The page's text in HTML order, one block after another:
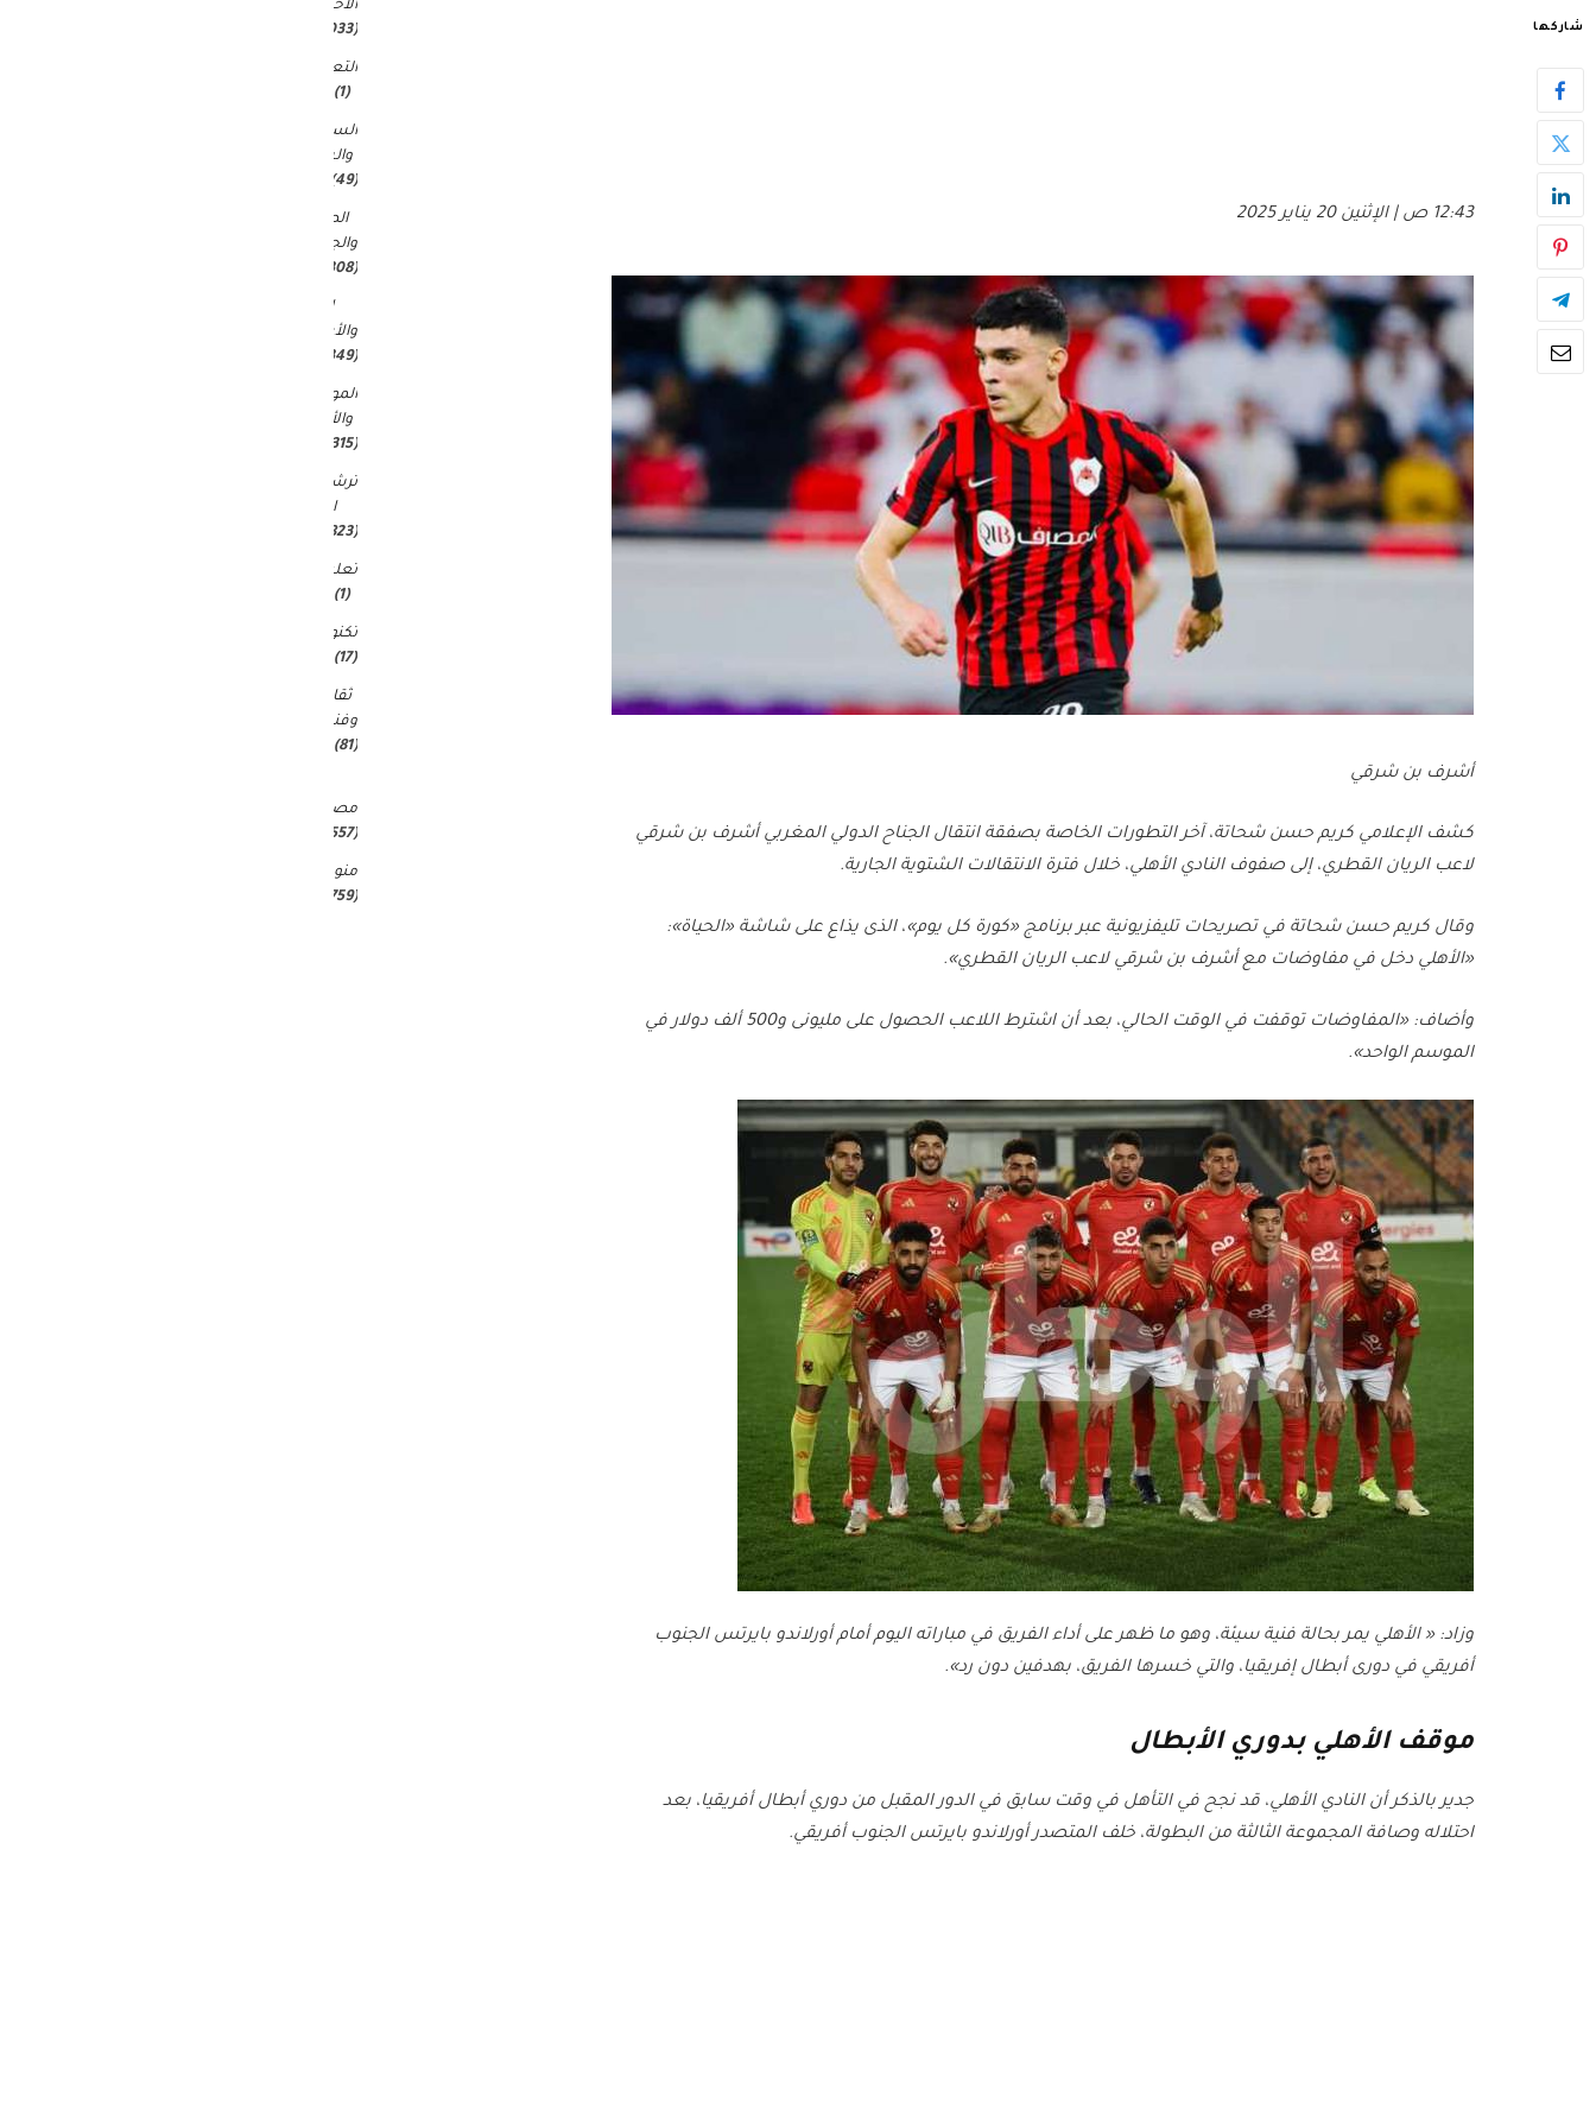
شاركها
12:43 ص | الإثنين 20 يناير 2025
أشرف بن شرقي
كشف الإعلامي كريم حسن شحاتة، آخر التطورات الخاصة بصفقة انتقال الجناح الدولي المغربي أشرف بن شرقي
لاعب الريان القطري، إلى صفوف النادي الأهلي، خلال فترة الانتقالات الشتوية الجارية.
وقال كريم حسن شحاتة في تصريحات تليفزيونية عبر برنامج «كورة كل يوم»، الذى يذاع على شاشة «الحياة»:
«الأهلي دخل في مفاوضات مع أشرف بن شرقي لاعب الريان القطري».
وأضاف: «المفاوضات توقفت في الوقت الحالي، بعد أن اشترط اللاعب الحصول على مليونى و500 ألف دولار في
الموسم الواحد».
وزاد: « الأهلي يمر بحالة فنية سيئة، وهو ما ظهر على أداء الفريق في مباراته اليوم أمام أورلاندو بايرتس الجنوب
أفريقي في دورى أبطال إفريقيا، والتي خسرها الفريق، بهدفين دون رد».
موقف الأهلي بدوري الأبطال
جدير بالذكر أن النادي الأهلي، قد نجح في التأهل في وقت سابق في الدور المقبل من دوري أبطال أفريقيا، بعد
احتلاله وصافة المجموعة الثالثة من البطولة، خلف المتصدر أورلاندو بايرتس الجنوب أفريقي.
الاخبار
(9٬033)
التعليم
(1)
السياحة
والسفر
(49)
الصحة
والجمال
(15٬308)
والأعمال
(349)
الموضة
والأزياء
(315)
ترشيحات
المحرر
(4٬823)
تعليم
(1)
تكنولوجيا
(17)
ثقافة
وفنون
(81)
مصنف
(25٬557)
منوعات
(4٬759)